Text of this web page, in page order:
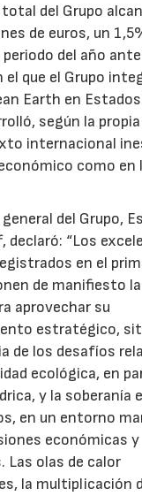
del Grupo
de euros, un
del año
el que el Grupo
Earth en
según la
internacional
como en
del Grupo,
declaró: “Los
en el
de manifiesto
aprovechar su
estratégico,
de los desafíos
ecológica, en
y la soberanía
en un entorno
económicas y
Las olas de calor
la multiplicación